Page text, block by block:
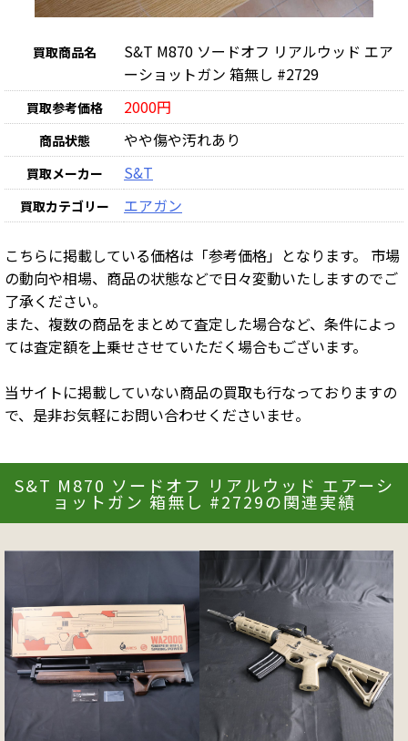
買取商品名
S&T M870 ソードオフ リアルウッド エア
ーショットガン 箱無し #2729
買取参考価格 2000円
商品状態 やや傷や汚れあり
買取メーカー S&T
買取カテゴリー エアガン
こちらに掲載している価格は「参考価格」となります。 市場
の動向や相場、商品の状態などで日々変動いたしますのでご
了承ください。
また、複数の商品をまとめて査定した場合など、条件によっ
ては査定額を上乗せさせていただく場合もございます。
当サイトに掲載していない商品の買取も行なっておりますの
で、是非お気軽にお問い合わせくださいませ。
S&T M870 ソードオフ リアルウッド エアーシ
ョットガン 箱無し #2729の関連実績